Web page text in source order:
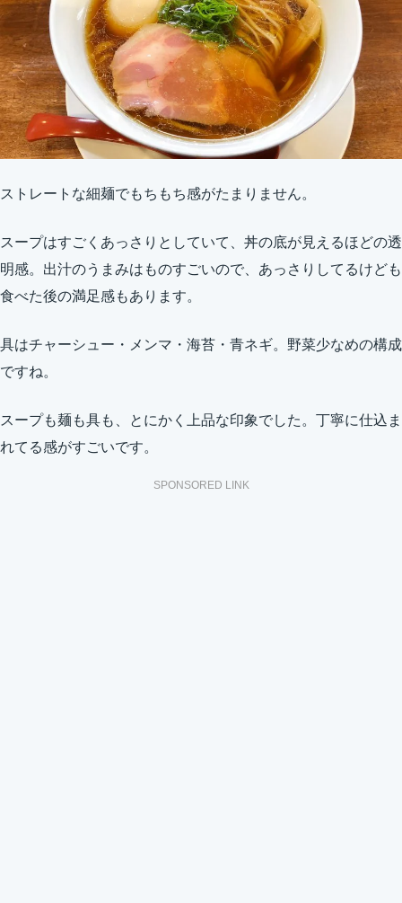
ストレートな細麺でもちもち感がたまりません。
スープはすごくあっさりとしていて、丼の底が見えるほどの透
明感。出汁のうまみはものすごいので、あっさりしてるけども
食べた後の満足感もあります。
具はチャーシュー・メンマ・海苔・青ネギ。野菜少なめの構成
ですね。
スープも麺も具も、とにかく上品な印象でした。丁寧に仕込ま
れてる感がすごいです。
SPONSORED LINK